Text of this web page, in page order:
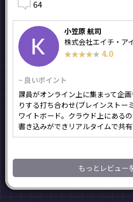
64
小笠原 航司
株式会社エイチ・ア
★★★★★
★★★★★ 4.0
− 良いポイント
課員がオンライン上に集まって企
りする打ち合わせ(ブレインストー
ワイトボード。クラウド上にある
書き込みができリアルタイムで共
もっとレビュー